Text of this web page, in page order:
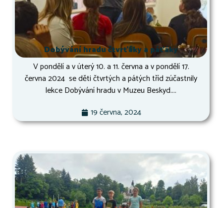
Dobývání hradu čtvrťáky a páťáky
V pondělí a v úterý 10. a 11. června a v pondělí 17.
června 2024 se děti čtvrtých a pátých tříd zúčastnily
lekce Dobývání hradu v Muzeu Beskyd....
19 června, 2024